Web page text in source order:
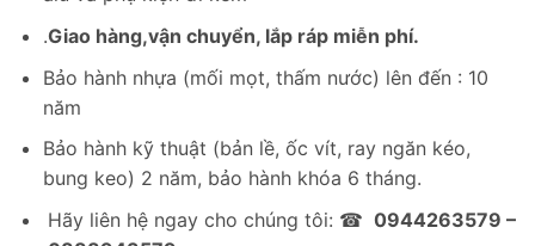
.Giao hàng,vận chuyển, lắp ráp miễn phí.
Bảo hành nhựa (mối mọt, thấm nước) lên đến : 10
năm
Bảo hành kỹ thuật (bản lề, ốc vít, ray ngăn kéo,
bung keo) 2 năm, bảo hành khóa 6 tháng.
Hãy liên hệ ngay cho chúng tôi: ☎ 0944263579 –